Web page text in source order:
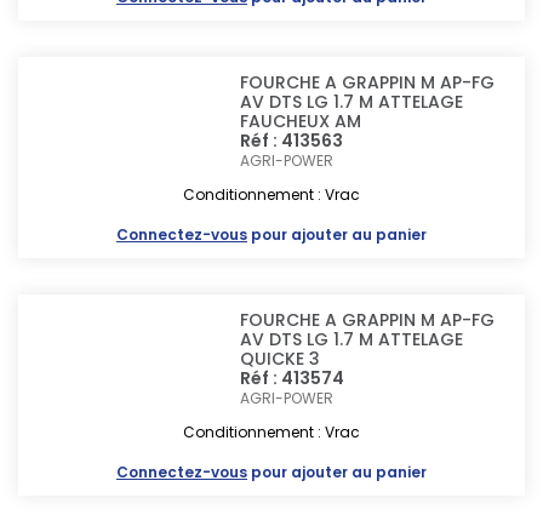
FOURCHE A GRAPPIN M AP-FG
AV DTS LG 1.7 M ATTELAGE
FAUCHEUX AM
Réf : 413563
AGRI-POWER
Conditionnement : Vrac
Connectez-vous pour ajouter au panier
FOURCHE A GRAPPIN M AP-FG
AV DTS LG 1.7 M ATTELAGE
QUICKE 3
Réf : 413574
AGRI-POWER
Conditionnement : Vrac
Connectez-vous pour ajouter au panier